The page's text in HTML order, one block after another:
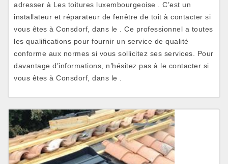
adresser à Les toitures luxembourgeoise . C’est un
installateur et réparateur de fenêtre de toit à contacter si
vous êtes à Consdorf, dans le . Ce professionnel a toutes
les qualifications pour fournir un service de qualité
conforme aux normes si vous sollicitez ses services. Pour
davantage d’informations, n’hésitez pas à le contacter si
vous êtes à Consdorf, dans le .